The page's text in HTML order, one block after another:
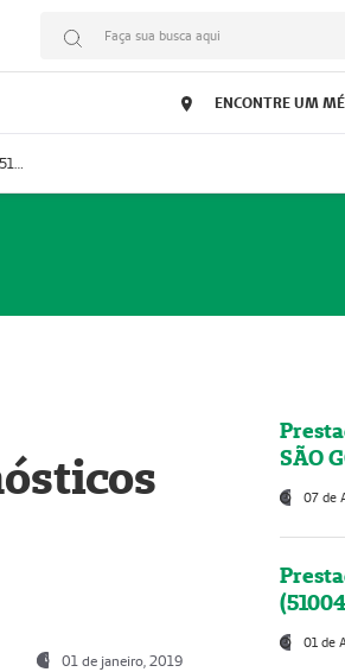
Faça sua busca aqui
ENCONTRE UM
Prestador Medlife Consultas e Diagnósticos (51004334-2)
01 de janeiro, 2019
SÃO
07 de
01 de